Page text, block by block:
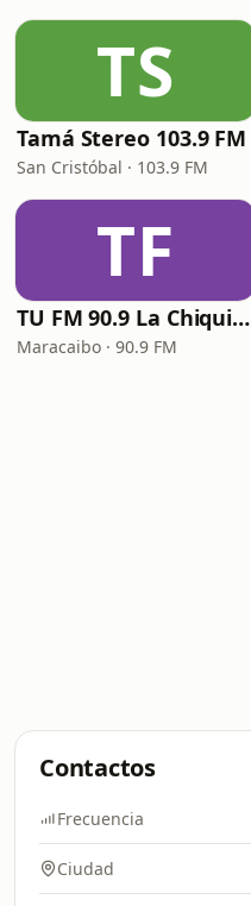
TS
Tamá Stereo 103.9 FM
San Cristóbal · 103.9 FM
TF
TU FM 90.9 La Chiquinquireña
Maracaibo · 90.9 FM
Contactos
Frecuencia
Ciudad